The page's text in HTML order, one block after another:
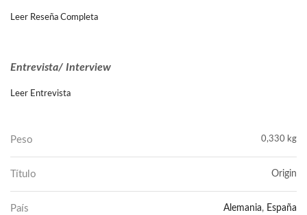
Leer Reseña Completa
Entrevista/ Interview
Leer Entrevista
Peso 0,330 kg
Título Origin
País Alemania, España